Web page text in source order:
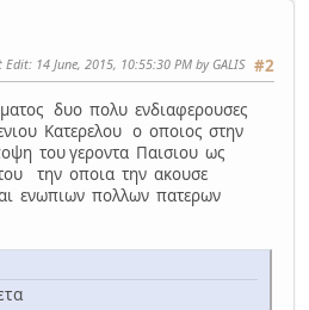
#2
Edit: 14 June, 2015, 10:55:30 PM by GALIS
δυο πολυ ενδιαφερουσες
Κατερελου ο οποιος στην
του γεροντα Παισιου ως
την οποια την ακουσε
ενωπιων πολλων πατερων